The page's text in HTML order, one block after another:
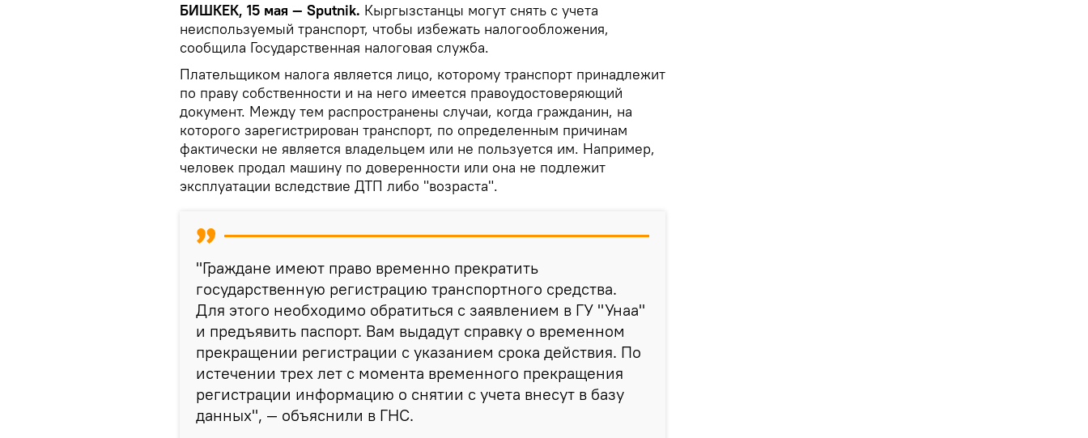
БИШКЕК, 15 мая — Sputnik. Кыргызстанцы могут снять с учета
неиспользуемый транспорт, чтобы избежать налогообложения,
сообщила Государственная налоговая служба.
Плательщиком налога является лицо, которому транспорт принадлежит
по праву собственности и на него имеется правоудостоверяющий
документ. Между тем распространены случаи, когда гражданин, на
которого зарегистрирован транспорт, по определенным причинам
фактически не является владельцем или не пользуется им. Например,
человек продал машину по доверенности или она не подлежит
эксплуатации вследствие ДТП либо "возраста".
"Граждане имеют право временно прекратить
государственную регистрацию транспортного средства.
Для этого необходимо обратиться с заявлением в ГУ "Унаа"
и предъявить паспорт. Вам выдадут справку о временном
прекращении регистрации с указанием срока действия. По
истечении трех лет с момента временного прекращения
регистрации информацию о снятии с учета внесут в базу
данных", — объяснили в ГНС.